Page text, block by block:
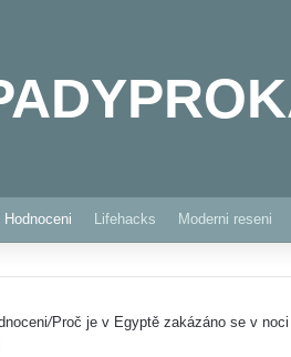
Hodnoceni Lifehacks Moderni reseni
/Proč je v Egyptě zakázáno se v